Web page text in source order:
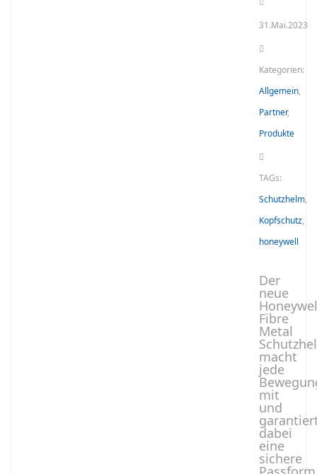
31.Mai.2023
Kategorien:
Allgemein,
Partner,
Produkte
TAGs:
Schutzhelm,
Kopfschutz,
honeywell
Der
neue
Fibre
Metal
macht
jede
mit
und
dabei
eine
sichere